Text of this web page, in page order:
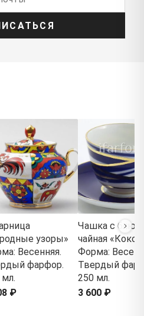
узоры»
Весенняя.
фарфор.
₽
Чашка с
чайная
Форма:
Твердый
250 мл.
3 600 ₽